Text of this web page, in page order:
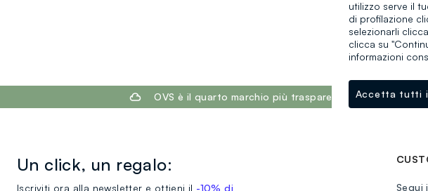
OVS è il quarto marchio più trasparente al mondo
Un click, un regalo:
Iscriviti ora alla newsletter e ottieni il -10% di Segui
utilizzo serve il
di profilazione
selezionarli
clicca su
informazioni
Accetta tutti i